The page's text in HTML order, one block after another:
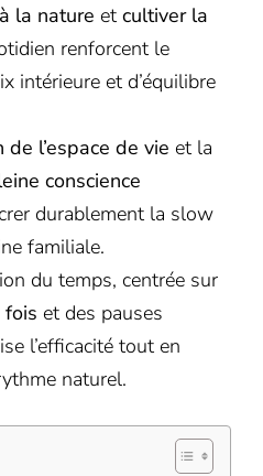
la nature et cultiver la
renforcent le
intérieure et d’équilibre
l’espace de vie et la
conscience
durablement la slow
familiale.
du temps, centrée sur
fois et des pauses
l’efficacité tout en
naturel.